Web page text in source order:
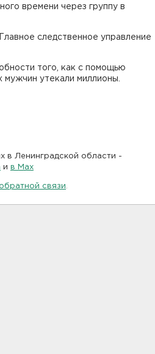
времени через группу в
следственное управление
того, как с помощью
утекали миллионы.
в Ленинградской области -
и в Maх
обратной связи